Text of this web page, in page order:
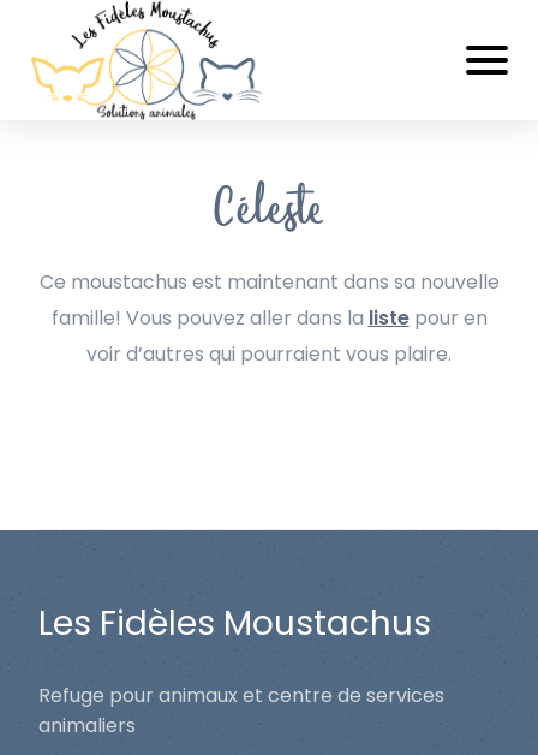
Céleste
Ce moustachus est maintenant dans sa nouvelle
famille! Vous pouvez aller dans la listepour en
voir d’autres qui pourraient vous plaire.
Les Fidèles Moustachus
Refuge pour animaux et centre de services
animaliers